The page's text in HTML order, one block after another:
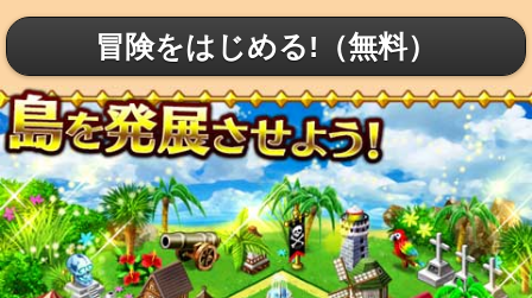
冒険をはじめる!（無料）